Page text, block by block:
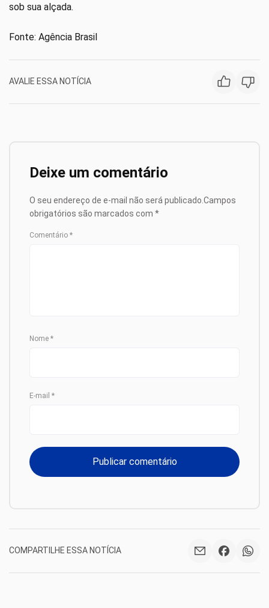
sob sua alçada.
Fonte: Agência Brasil
AVALIE ESSA NOTÍCIA
Deixe um comentário
O seu endereço de e-mail não será publicado. Campos
obrigatórios são marcados com *
Comentário *
Nome *
E-mail *
COMPARTILHE ESSA NOTÍCIA